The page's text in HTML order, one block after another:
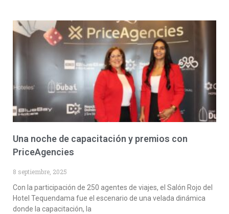
Una noche de capacitación y premios con
PriceAgencies
8 septiembre, 2025
Con la participación de 250 agentes de viajes, el Salón Rojo del
Hotel Tequendama fue el escenario de una velada dinámica
donde la capacitación, la